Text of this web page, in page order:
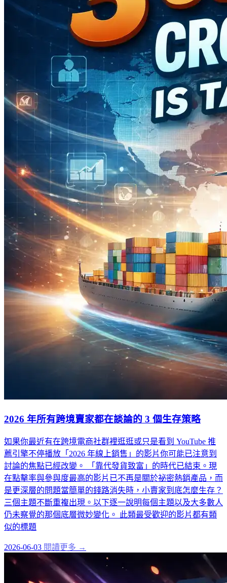
2026 年所有跨境賣家都在談論的 3 個生存策略
如果你最近有在跨境電商社群裡逛逛或只是看到 YouTube 推
薦引擎不停播放「2026 年線上銷售」的影片你可能已注意到
討論的焦點已經改變。 「靠代發貨致富」的時代已結束。現
在點擊率與參與度最高的影片已不再是關於祕密熱銷產品，而
是更深層的問題當簡單的錢路消失時，小賣家到底怎麼生存？
三個主題不斷重複出現。以下逐一說明每個主題以及大多數人
仍未察覺的那個底層微妙變化。 此類最受歡迎的影片都有類
似的標題
2026-06-03 閱讀更多 →